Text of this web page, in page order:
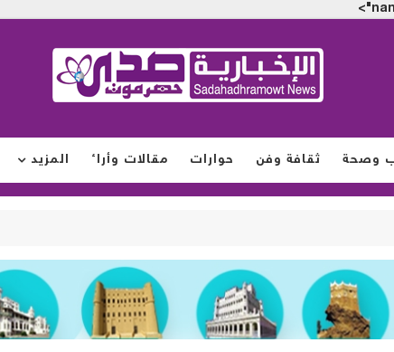
وصحة ثقافة وفن حوارات مقالات وأراء المزيد